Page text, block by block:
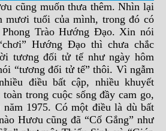
cũng muốn thưa thêm. Nhìn lại
mươi tuổi của mình, trong đó có
Trào Hướng Đạo. Xin nói
Hướng Đạo thì chưa chắc
tương đối tử tế như ngày hôm
“tương đối tử tế” thôi. Vì ngẫm
điều bất cập, nhiều khuyết
trong cuộc sống đầy cam go,
năm 1975. Có một điều là dù bất
Hươu cũng đã “Cố Gắng” như